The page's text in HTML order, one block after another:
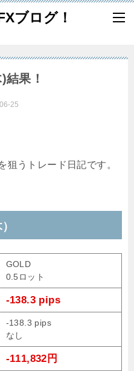
ブログ！
果！
25
狙うトレード日記です。
GOLD
0.5ロット
-138.3 pips
-138.3 pips
なし
-111,832円